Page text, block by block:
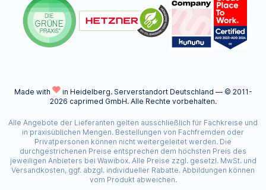
Made with in Heidelberg. Serverstandort Deutschland — © 2011-
2026 caprimed GmbH. Alle Rechte vorbehalten.
Alle Angebote der Lieferanten gelten ausschließlich für Fachkreise und
in praxisüblichen Mengen. Bestellungen von Fachfremden oder
Privatpersonen können nicht weitergeleitet werden. Die
durchgestrichenen Preise entsprechen dem höchsten Preis des
jeweiligen Anbieters bei Wawibox. Alle Preise zzgl. gesetzl. MwSt. und
Versandkosten, ggf. abzgl. individueller Rabatte. Abbildungen können
vom Produkt abweichen.